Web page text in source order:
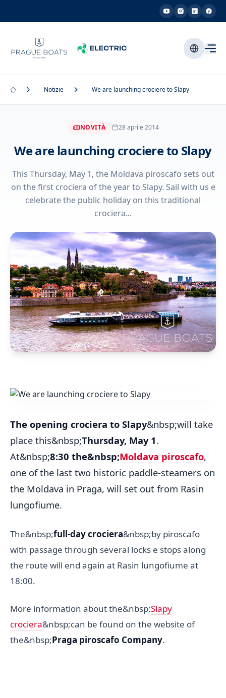
Notizie We are launching crociere to Slapy
NOVITÀ 28 aprile 2014
We are launching crociere to Slapy
This Thursday, May 1, the Moldava piroscafo sets out
on the first crociera of the year to Slapy. Sail with us e
celebrate the public holiday on this traditional
crociera...
The opening crociera to Slapy&nbsp;will take
place this&nbsp;Thursday, May 1.
At&nbsp;8:30 the&nbsp;Moldava piroscafo,
one of the last two historic paddle-steamers on
the Moldava in Praga, will set out from Rasin
lungofiume.
The&nbsp;full-day crociera&nbsp;by piroscafo
with passage through several locks e stops along
the route will end again at Rasin lungofiume at
18:00.
More information about the&nbsp;Slapy
crociera&nbsp;can be found on the website of
the&nbsp;Praga piroscafo Company.